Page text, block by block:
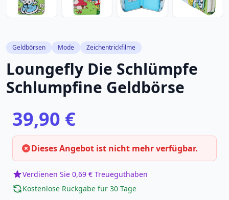
Geldbörsen Mode Zeichentrickfilme
Loungefly Die Schlümpfe
Schlumpfine Geldbörse
39,90 €
Dieses Angebot ist nicht mehr verfügbar.
Verdienen Sie 0,69 € Treueguthaben
Kostenlose Rückgabe für 30 Tage